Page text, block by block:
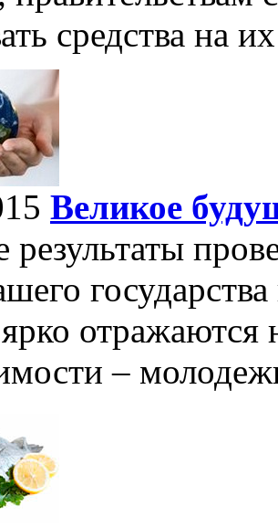
средства на
Великое
результаты
отражаются
–